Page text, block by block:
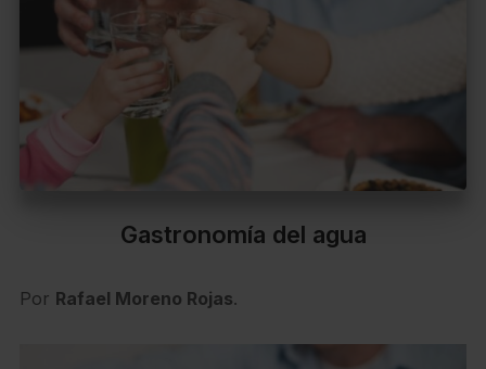
Gastronomía del agua
Por Rafael Moreno Rojas.